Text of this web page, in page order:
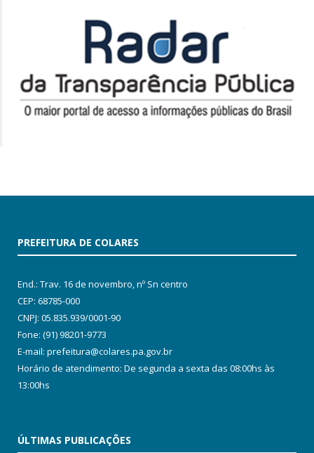
PREFEITURA DE COLARES
End.: Trav. 16 de novembro, nº Sn centro
CEP: 68785-000
CNPJ: 05.835.939/0001-90
Fone: (91) 98201-9773
E-mail: prefeitura@colares.pa.gov.br
Horário de atendimento: De segunda a sexta das 08:00hs às
13:00hs
ÚLTIMAS PUBLICAÇÕES